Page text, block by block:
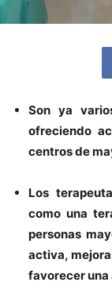
Son ya
ofreciendo
centros de
Los
como una
personas
activa,
favorecer